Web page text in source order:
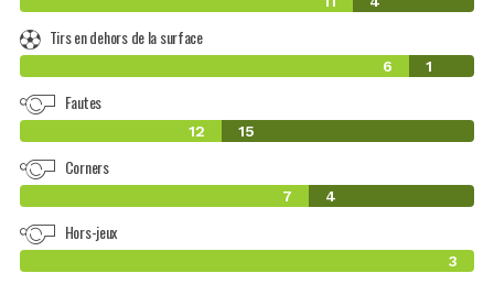
Tirs en dehors de la surface
6 1
Fautes
12 15
Corners
7 4
Hors-jeux
3